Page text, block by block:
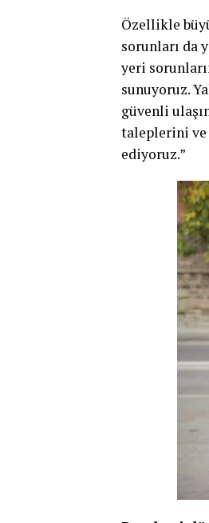
Özellikle
sorunları da
yeri
sunuyoruz.
güvenli
taleplerini ve
ediyoruz.”